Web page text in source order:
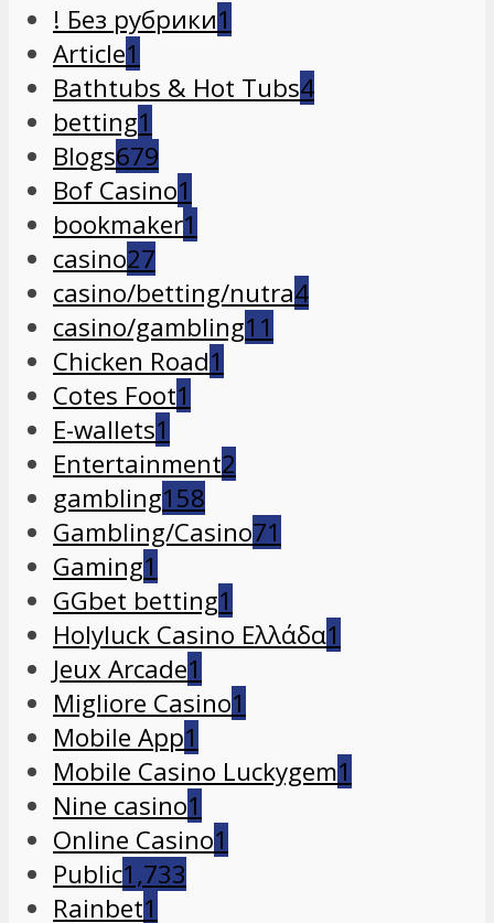
! Без рубрики1
Article1
Bathtubs & Hot Tubs4
betting1
Blogs679
Bof Casino1
bookmaker1
casino27
casino/betting/nutra4
casino/gambling11
Chicken Road1
Cotes Foot1
E-wallets1
Entertainment2
gambling158
Gambling/Casino71
Gaming1
GGbet betting1
Holyluck Casino Ελλάδα1
Jeux Arcade1
Migliore Casino1
Mobile App1
Mobile Casino Luckygem1
Nine casino1
Online Casino1
Public1,733
Rainbet1